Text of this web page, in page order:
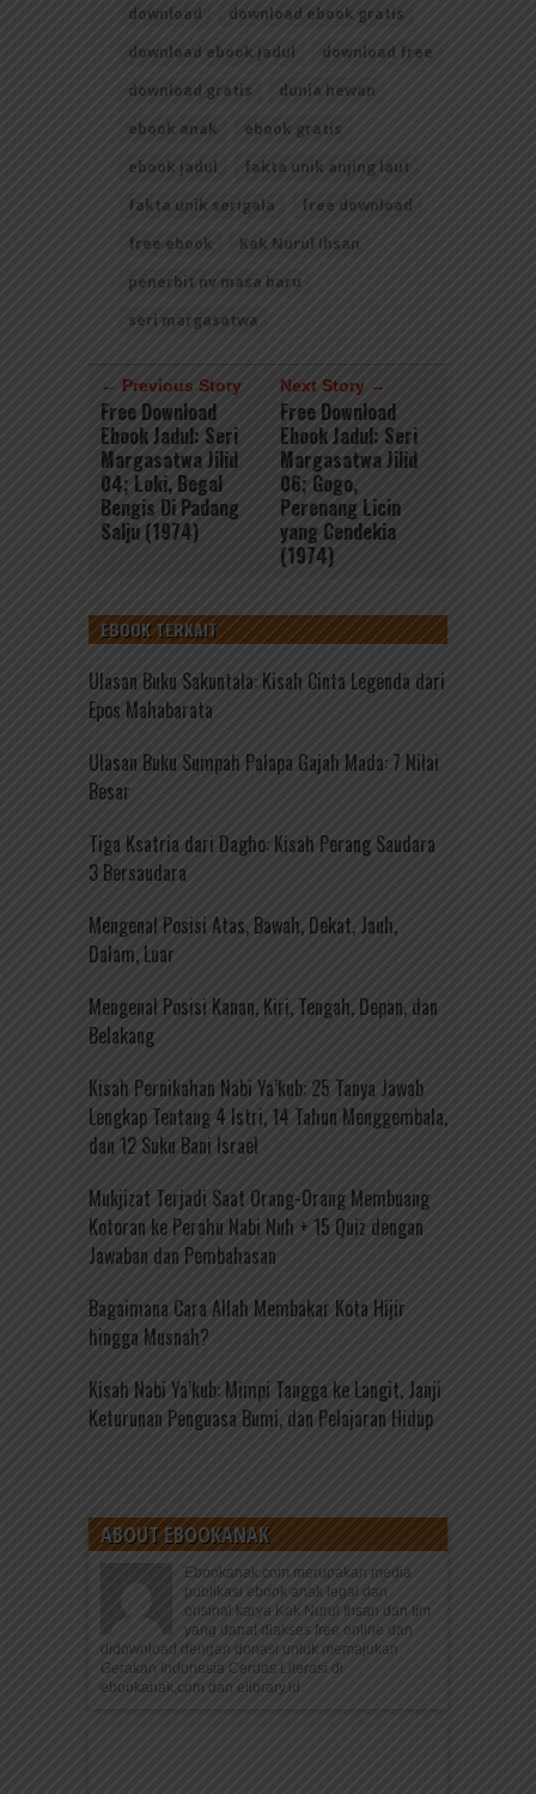
download
download ebook gratis
download ebook jadul
download free
download gratis
dunia hewan
ebook anak
ebook gratis
ebook jadul
fakta unik anjing laut
fakta unik serigala
free download
free ebook
Kak Nurul Ihsan
penerbit nv masa baru
seri margasatwa
← Previous Story
Free Download
Ebook Jadul: Seri
Margasatwa Jilid
04; Loki, Begal
Bengis Di Padang
Salju (1974)
Next Story →
Free Download
Ebook Jadul: Seri
Margasatwa Jilid
06; Gogo,
Perenang Licin
yang Cendekia
(1974)
EBOOK TERKAIT
Ulasan Buku Sakuntala: Kisah Cinta Legenda dari
Epos Mahabarata
Ulasan Buku Sumpah Palapa Gajah Mada: 7 Nilai
Besar
Tiga Ksatria dari Dagho: Kisah Perang Saudara
3 Bersaudara
Mengenal Posisi Atas, Bawah, Dekat, Jauh,
Dalam, Luar
Mengenal Posisi Kanan, Kiri, Tengah, Depan, dan
Belakang
Kisah Pernikahan Nabi Ya’kub: 25 Tanya Jawab
Lengkap Tentang 4 Istri, 14 Tahun Menggembala,
dan 12 Suku Bani Israel
Mukjizat Terjadi Saat Orang-Orang Membuang
Kotoran ke Perahu Nabi Nuh + 15 Quiz dengan
Jawaban dan Pembahasan
Bagaimana Cara Allah Membakar Kota Hijir
hingga Musnah?
Kisah Nabi Ya’kub: Mimpi Tangga ke Langit, Janji
Keturunan Penguasa Bumi, dan Pelajaran Hidup
ABOUT EBOOKANAK
Ebookanak.com merupakan media
publikasi ebook anak legal dan
orisinal karya Kak Nurul Ihsan dan tim
yang dapat diakses free online dan
didownload dengan donasi untuk memajukan
Gerakan Indonesia Cerdas Literasi di
ebookanak.com dan elibrary.id.